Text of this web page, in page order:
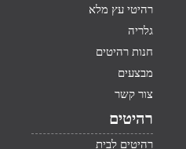
רהיטי עץ מלא
גלריה
חנות רהיטים
מבצעים
צור קשר
רהיטים
רהיטים לבית